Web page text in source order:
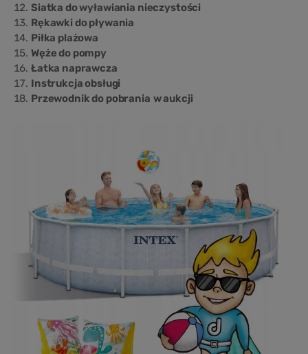
Siatka do wyławiania nieczystości
Rękawki do pływania
Piłka plażowa
Węże do pompy
Łatka naprawcza
Instrukcja obsługi
Przewodnik do pobrania w aukcji